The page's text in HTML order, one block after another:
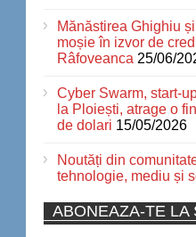
Mănăstirea Ghighiu
moșie în izvor de
Râfoveanca 25/06/
Cyber Swarm, start-
la Ploiești, atrage o
de dolari 15/05/2026
Noutăți din
tehnologie, mediu și
ABONEAZA-TE LA